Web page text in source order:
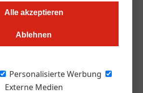
Alle akzeptieren
Ablehnen
Personalisierte Werbung
Externe Medien
Wirt bloß, der Nazibier
in einem